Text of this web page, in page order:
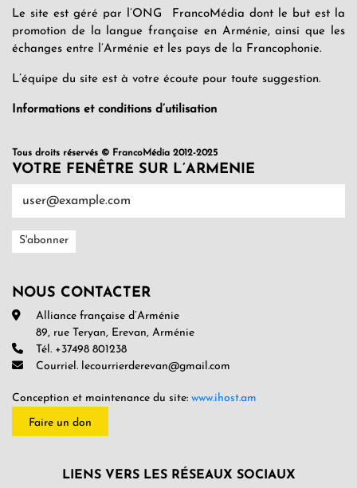
Le site est géré par l’ONG FrancoMédia dont le but est la
promotion de la langue française en Arménie, ainsi que les
échanges entre l’Arménie et les pays de la Francophonie.
L’équipe du site est à votre écoute pour toute suggestion.
Informations et conditions d’utilisation
Tous droits réservés © FrancoMédia 2012-2025
VOTRE FENÊTRE SUR L’ARMENIE
NOUS CONTACTER
Alliance française d’Arménie
89, rue Teryan, Erevan, Arménie
Tél. +37498 801238
Courriel. lecourrierderevan@gmail.com
Conception et maintenance du site: www.ihost.am
Faire un don
LIENS VERS LES RÉSEAUX SOCIAUX